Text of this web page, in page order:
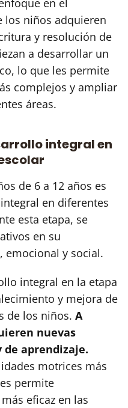
los niños adquieren
y resolución de
a desarrollar un
lo que les permite
complejos y ampliar
áreas.
integral en
de 6 a 12 años es
en diferentes
esta etapa, se
en su
emocional y social.
integral en la etapa
y mejora de
de los niños. A
nuevas
de aprendizaje.
motrices más
permite
eficaz en las